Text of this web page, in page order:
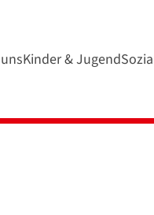
Kinder & Jugend